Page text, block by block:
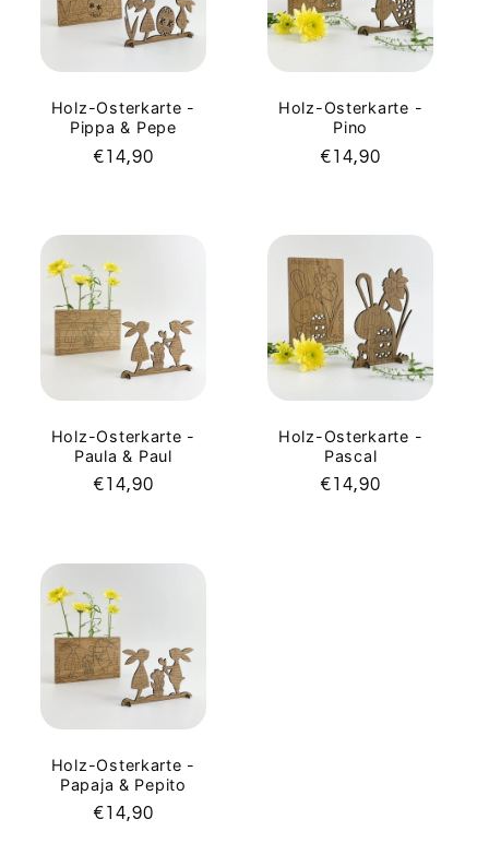
Holz-Osterkarte -
Pippa & Pepe
Normaler
€14,90
Holz-Osterkarte -
Pino
Normaler
€14,90
Holz-Osterkarte -
Paula & Paul
Normaler
€14,90
Holz-Osterkarte -
Pascal
Normaler
€14,90
Holz-Osterkarte -
Papaja & Pepito
Normaler
€14,90